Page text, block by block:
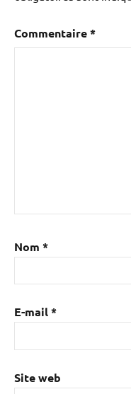
Commentaire*
Nom *
E-mail*
Site web